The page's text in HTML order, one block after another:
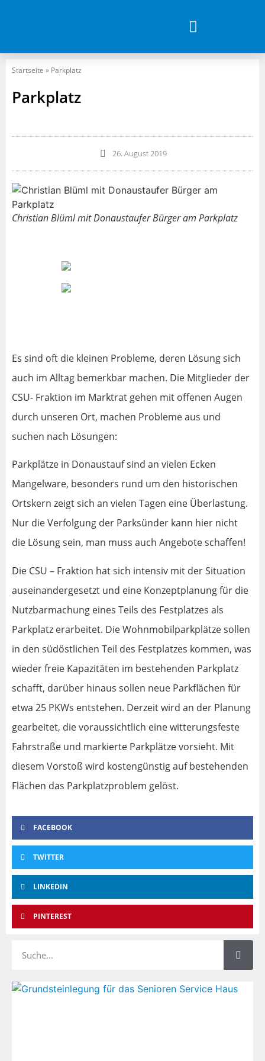
Startseite » Parkplatz
Parkplatz
26. August 2019
Christian Blüml mit Donaustaufer Bürger am Parkplatz
Es sind oft die kleinen Probleme, deren Lösung sich
auch im Alltag bemerkbar machen. Die Mitglieder der
CSU- Fraktion im Marktrat gehen mit offenen Augen
durch unseren Ort, machen Probleme aus und
suchen nach Lösungen:
Parkplätze in Donaustauf sind an vielen Ecken
Mangelware, besonders rund um den historischen
Ortskern zeigt sich an vielen Tagen eine Überlastung.
Nur die Verfolgung der Parksünder kann hier nicht
die Lösung sein, man muss auch Angebote schaffen!
Die CSU – Fraktion hat sich intensiv mit der Situation
auseinandergesetzt und eine Konzeptplanung für die
Nutzbarmachung eines Teils des Festplatzes als
Parkplatz erarbeitet. Die Wohnmobilparkplätze sollen
in den südöstlichen Teil des Festplatzes kommen, was
wieder freie Kapazitäten im bestehenden Parkplatz
schafft, darüber hinaus sollen neue Parkflächen für
etwa 25 PKWs entstehen. Derzeit wird an der Planung
gearbeitet, die voraussichtlich eine witterungsfeste
Fahrstraße und markierte Parkplätze vorsieht. Mit
diesem Vorstoß wird kostengünstig auf bestehenden
Flächen das Parkplatzproblem gelöst.
FACEBOOK
TWITTER
LINKEDIN
PINTEREST